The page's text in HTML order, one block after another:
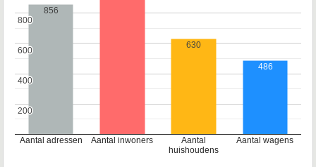
Aantal adressen Aantal inwoners
Aantal
huishoudens
Aantal wagens
200
200
400
400
600
600
800
800
856
630
486